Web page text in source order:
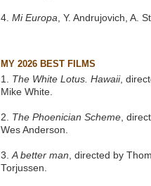
4. Mi Europa , Y. Andrujovich, A.
MY 2026 BEST FILMS
1. The White Lotus. Hawaii,
Mike White.
2. The Phoenician Scheme,
Wes Anderson.
3.A better man, directed by
Torjussen.